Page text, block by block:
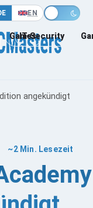
EN
Games
IT-Security
angekündigt
~2 Min. Lesezeit